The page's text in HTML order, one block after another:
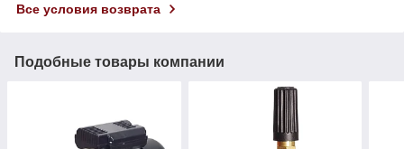
Все условия возврата
Подобные товары компании